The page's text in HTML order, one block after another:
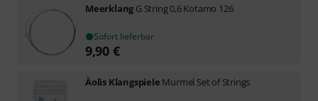
Meerklang G String 0,6 Kotamo 126
Sofort lieferbar
9,90 €
Äolis Klangspiele Murmel Set of Strings